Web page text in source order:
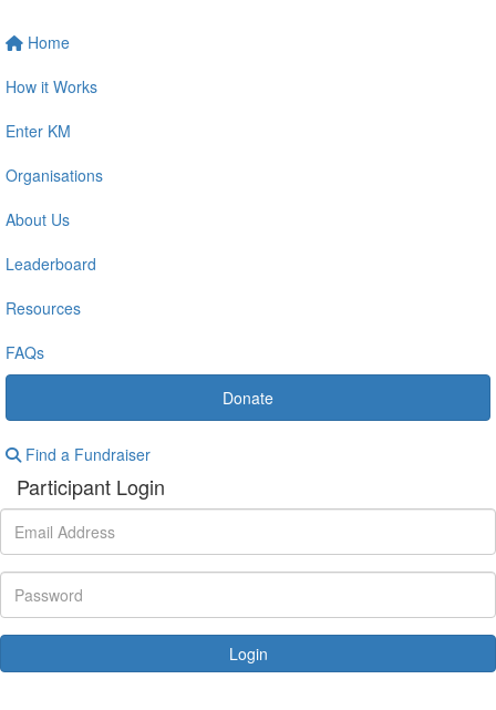
Home
How it Works
Enter KM
Organisations
About Us
Leaderboard
Resources
FAQs
Donate
Find a Fundraiser
Participant Login
Login